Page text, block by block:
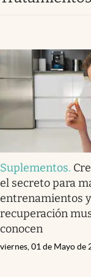
Suplementos.
el secreto para
entrenamientos
recuperación
conocen
viernes, 01 de Mayo de